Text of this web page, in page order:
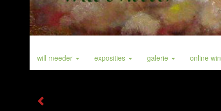
will meeder exposities galerie online